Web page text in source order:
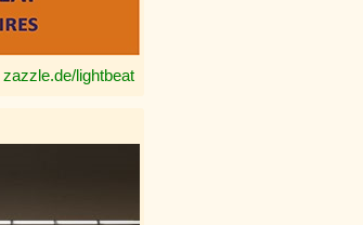
zazzle.de/lightbeat